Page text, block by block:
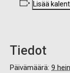
Lisää
Tiedot
Päivämäärä: 9